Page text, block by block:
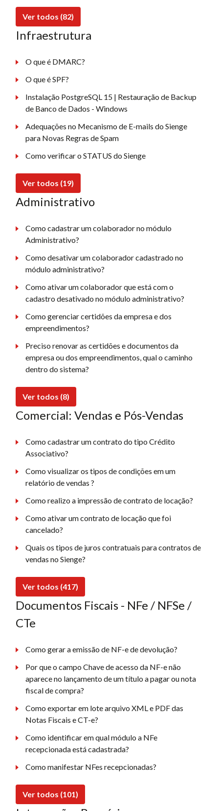
Ver todos (82)
Infraestrutura
O que é DMARC?
O que é SPF?
Instalação PostgreSQL 15 | Restauração de Backup
de Banco de Dados - Windows
Adequações no Mecanismo de E-mails do Sienge
para Novas Regras de Spam
Como verificar o STATUS do Sienge
Ver todos (19)
Administrativo
Como cadastrar um colaborador no módulo
Administrativo?
Como desativar um colaborador cadastrado no
módulo administrativo?
Como ativar um colaborador que está com o
cadastro desativado no módulo administrativo?
Como gerenciar certidões da empresa e dos
empreendimentos?
Preciso renovar as certidões e documentos da
empresa ou dos empreendimentos, qual o caminho
dentro do sistema?
Ver todos (8)
Comercial: Vendas e Pós-Vendas
Como cadastrar um contrato do tipo Crédito
Associativo?
Como visualizar os tipos de condições em um
relatório de vendas ?
Como realizo a impressão de contrato de locação?
Como ativar um contrato de locação que foi
cancelado?
Quais os tipos de juros contratuais para contratos de
vendas no Sienge?
Ver todos (417)
Documentos Fiscais - NFe / NFSe /
CTe
Como gerar a emissão de NF-e de devolução?
Por que o campo Chave de acesso da NF-e não
aparece no lançamento de um título a pagar ou nota
fiscal de compra?
Como exportar em lote arquivo XML e PDF das
Notas Fiscais e CT-e?
Como identificar em qual módulo a NFe
recepcionada está cadastrada?
Como manifestar NFes recepcionadas?
Ver todos (101)